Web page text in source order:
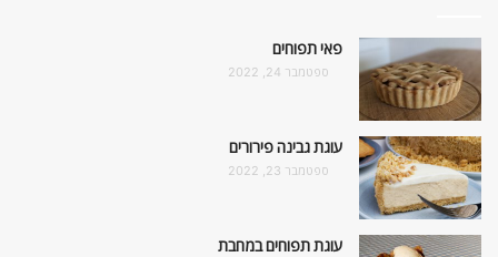
פאי תפוחים
ספטמבר 24, 2022
עוגת גבינה פירורים
ספטמבר 23, 2022
עוגת תפוחים במחבת